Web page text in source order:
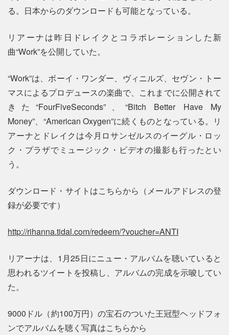
る。日本からのダウンロードも可能となっている。
リアーナは昨日ドレイクとコラボレーションした新
曲“Work”を公開していた。
“Work”は、ボーイ・ワンダー、ヴィニルズ、セヴン・トー
マスによるプロデュースの楽曲で、これまでに公開されて
きた“FourFiveSeconds”、“Bitch Better Have My
Money”、“American Oxygen”に続くものとなっている。リ
アーナとドレイクは今月ロサンゼルスのイーグル・ロッ
ク・プラザでミュージック・ビデオの撮影も行ったとい
う。
ダウンロード・サイトはこちらから（メールアドレスの登
録が必要です）
http://rihanna.tidal.com/redeem/?voucher=ANTI
リアーナは、1月25日にニュー・アルバムを聴いていると
思われるツイートを投稿し、アルバムの完成を示唆してい
た。
9000ドル（約100万円）の宝石のついた王冠型ヘッドフォ
ンでアルバムを聴く写真はこちらから